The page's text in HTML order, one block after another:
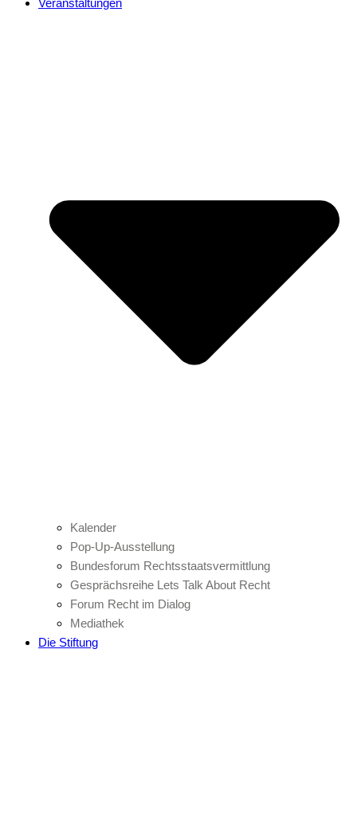
Veranstaltungen
Kalender
Pop-Up-Ausstellung
Bundesforum Rechtsstaatsvermittlung
Gesprächsreihe Lets Talk About Recht
Forum Recht im Dialog
Mediathek
Die Stiftung